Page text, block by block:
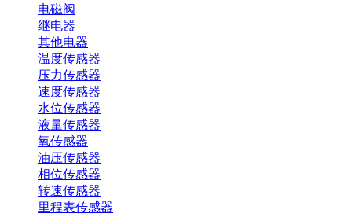
电磁阀
继电器
其他电器
温度传感器
压力传感器
速度传感器
水位传感器
液量传感器
氧传感器
油压传感器
相位传感器
转速传感器
里程表传感器